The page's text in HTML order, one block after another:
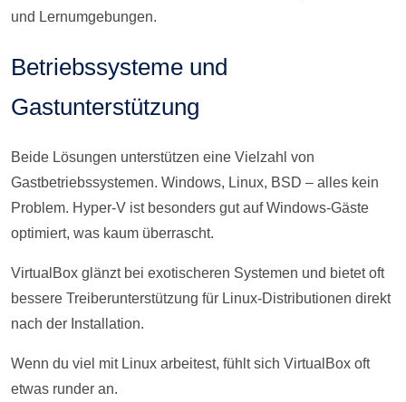
und Lernumgebungen.
Betriebssysteme und
Gastunterstützung
Beide Lösungen unterstützen eine Vielzahl von
Gastbetriebssystemen. Windows, Linux, BSD – alles kein
Problem. Hyper-V ist besonders gut auf Windows-Gäste
optimiert, was kaum überrascht.
VirtualBox glänzt bei exotischeren Systemen und bietet oft
bessere Treiberunterstützung für Linux-Distributionen direkt
nach der Installation.
Wenn du viel mit Linux arbeitest, fühlt sich VirtualBox oft
etwas runder an.